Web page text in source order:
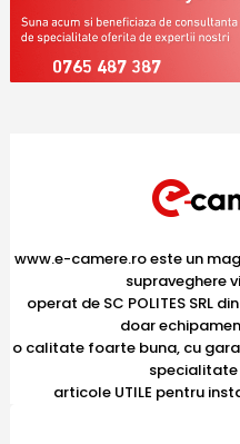
0765 487 387
www.e-camere.ro este un
supraveghere
operat de SC POLITES SRL
doar
o calitate foarte buna, cu
specialitate
articole UTILE pentru